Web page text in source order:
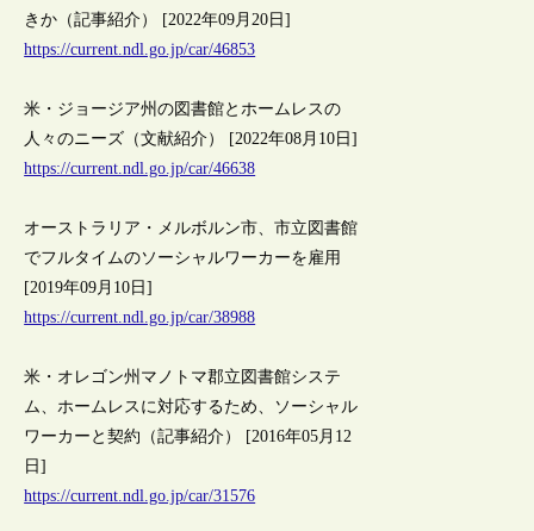
きか（記事紹介） [2022年09月20日]
https://current.ndl.go.jp/car/46853
米・ジョージア州の図書館とホームレスの
人々のニーズ（文献紹介） [2022年08月10日]
https://current.ndl.go.jp/car/46638
オーストラリア・メルボルン市、市立図書館
でフルタイムのソーシャルワーカーを雇用
[2019年09月10日]
https://current.ndl.go.jp/car/38988
米・オレゴン州マノトマ郡立図書館システ
ム、ホームレスに対応するため、ソーシャル
ワーカーと契約（記事紹介） [2016年05月12
日]
https://current.ndl.go.jp/car/31576